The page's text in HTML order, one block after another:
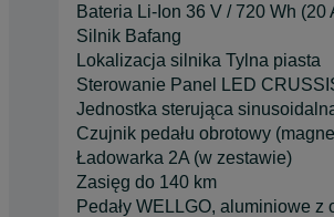
Bateria Li-Ion 36 V / 720 Wh (20
Silnik Bafang
Lokalizacja silnika Tylna piasta
Sterowanie Panel LED
Jednostka sterująca
Czujnik pedału obrotowy
Ładowarka 2A (w zestawie)
Zasięg do 140 km
Pedały WELLGO, aluminiowe z